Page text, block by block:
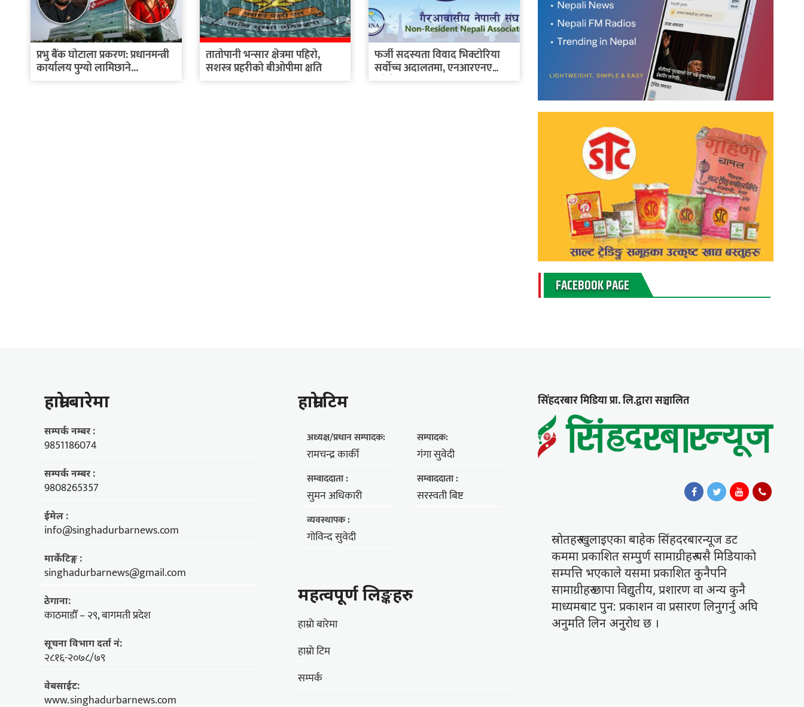
प्रभु बैंक घोटाला प्रकरण: प्रधानमन्त्री
कार्यालय पुग्यो लामिछाने...
तातोपानी भन्सार क्षेत्रमा पहिरो,
सशस्त्र प्रहरीको बीओपीमा क्षति
फर्जी सदस्यता विवाद भिक्टोरिया
सर्वोच्च अदालतमा, एनआरएनए
FACEBOOK PAGE
हाम्राे बारेमा
सम्पर्क नम्बर :
9851186074
सम्पर्क नम्बर :
9808265357
ईमेल :
info@singhadurbarnews.com
मार्केटिङ्ग :
singhadurbarnews@gmail.com
ठेगाना:
काठमाडौँ – २९, बागमती प्रदेश
सूचना विभाग दर्ता नं:
२८१६-२०७८/७९
वेबसाईट:
www.singhadurbarnews.com
हाम्राे टिम
अध्यक्ष/प्रधान सम्पादक:
रामचन्द्र कार्की
सम्पादक:
गंगा सुवेदी
सम्वाददाता :
सुमन अधिकारी
सम्वाददाता :
सरस्वती बिष्ट
व्यवस्थापक :
गोविन्द सुवेदी
महत्वपूर्ण लिङ्कहरु
हाम्राे बारेमा
हाम्राे टिम
सम्पर्क
सिंहदरबार मिडिया प्रा. लि.द्वारा सञ्चालित
स्राेतहरु खुलाइएका बाहेक सिंहदरबारन्यूज डट
कममा प्रकाशित सम्पुर्ण सामाग्रीहरु यसै मिडियाकाे
सम्पत्ति भएकाले यसमा प्रकाशित कुनैपनि
सामाग्रीहरु छापा विद्युतीय, प्रशारण वा अन्य कुनै
माध्यमबाट पुन: प्रकाशन वा प्रसारण लिनुगर्नु अघि
अनुमति लिन अनुराेध छ ।